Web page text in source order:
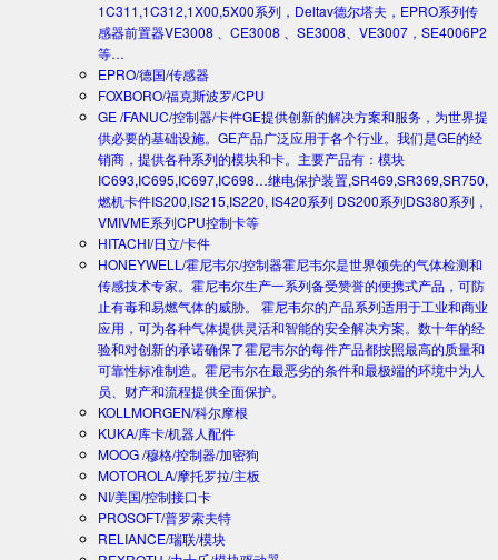
1C311,1C312,1X00,5X00系列，Deltav德尔塔夫，EPRO系列传
感器前置器VE3008 、CE3008 、SE3008、VE3007，SE4006P2
等…
EPRO/德国/传感器
FOXBORO/福克斯波罗/CPU
GE /FANUC/控制器/卡件GE提供创新的解决方案和服务，为世界提
供必要的基础设施。GE产品广泛应用于各个行业。我们是GE的经
销商，提供各种系列的模块和卡。主要产品有：模块
IC693,IC695,IC697,IC698…继电保护装置,SR469,SR369,SR750,
燃机卡件IS200,IS215,IS220, IS420系列 DS200系列DS380系列，
VMIVME系列CPU控制卡等
HITACHI/日立/卡件
HONEYWELL/霍尼韦尔/控制器霍尼韦尔是世界领先的气体检测和
传感技术专家。霍尼韦尔生产一系列备受赞誉的便携式产品，可防
止有毒和易燃气体的威胁。 霍尼韦尔的产品系列适用于工业和商业
应用，可为各种气体提供灵活和智能的安全解决方案。数十年的经
验和对创新的承诺确保了霍尼韦尔的每件产品都按照最高的质量和
可靠性标准制造。霍尼韦尔在最恶劣的条件和最极端的环境中为人
员、财产和流程提供全面保护。
KOLLMORGEN/科尔摩根
KUKA/库卡/机器人配件
MOOG /穆格/控制器/加密狗
MOTOROLA/摩托罗拉/主板
NI/美国/控制接口卡
PROSOFT/普罗索夫特
RELIANCE/瑞联/模块